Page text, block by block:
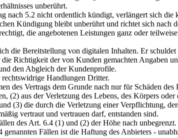
unberührt.
nach 5.2 nicht ordentlich kündigt, verlängert sich
Kündigung bleibt unberührt und richtet sich nach
die angebotenen Leistungen ganz oder
die Bereitstellung von digitalen Inhalten. Er
Richtigkeit der von Kunden gemachten Angaben
den Abgleich der Kundenprofile.
Handlungen Dritter.
des Vertrags dem Grunde nach nur für Schäden
(2) aus der Verletzung des Lebens, des Körpers
(3) die durch die Verletzung einer Verpflichtung,
vertraut und vertrauen darf, entstanden sind.
des Art. 6.4 (1) und (2) der Höhe nach
Fällen ist die Haftung des Anbieters -